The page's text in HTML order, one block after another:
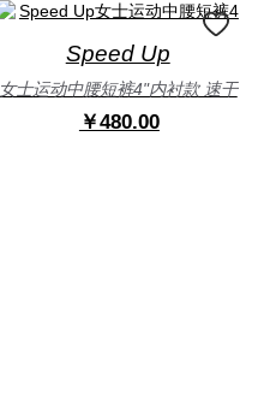
Speed Up
女士运动中腰短裤4"内衬款 速干
￥480.00